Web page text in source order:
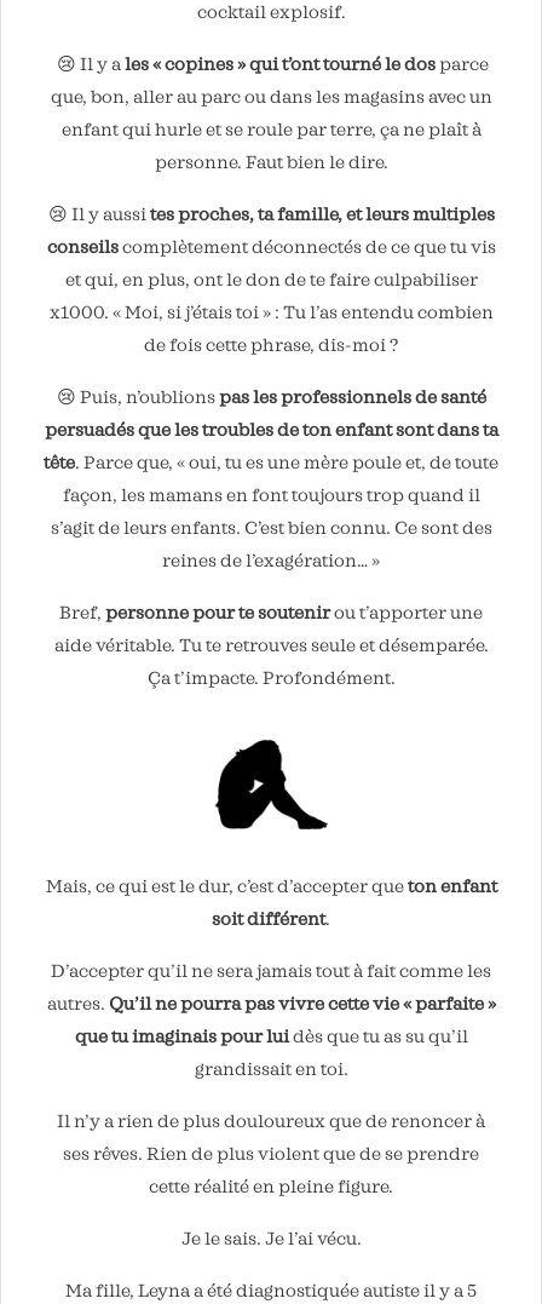
cocktail explosif.
😢 Il y ales « copines » qui t’ont tourné le dosparce
que, bon, aller au parc ou dans les magasins avec un
enfant qui hurle et se roule par terre, ça ne plaît à
personne. Faut bien le dire.
😢 Il y aussites proches, ta famille, et leurs multiples
conseilscomplètement déconnectés de ce que tu vis
et qui, en plus, ont le don de te faire culpabiliser
x1000. « Moi, si j’étais toi » : Tu l’as entendu combien
de fois cette phrase, dis-moi ?
😢 Puis, n’oublionspas les professionnels de santé
persuadés que les troubles de ton enfant sont dans ta
tête. Parce que, « oui, tu es une mère poule et, de toute
façon, les mamans en font toujours trop quand il
s’agit de leurs enfants. C’est bien connu. Ce sont des
reines de l’exagération… »
Bref, personne pour te soutenirou t’apporter une
aide véritable. Tu te retrouves seule et désemparée.
Ça t’impacte. Profondément.
Mais, ce qui est le dur, c’est d’accepter queton enfant
soit différent.
D’accepter qu’il ne sera jamais tout à fait comme les
autres. Qu’il ne pourra pas vivre cette vie « parfaite »
que tu imaginais pour luidès que tu as su qu’il
grandissait en toi.
Il n’y a rien de plus douloureux que de renoncer à
ses rêves. Rien de plus violent que de se prendre
cette réalité en pleine figure.
Je le sais. Je l’ai vécu.
Ma fille, Leyna a été diagnostiquée autiste il y a 5